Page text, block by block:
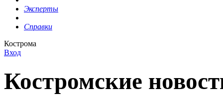
Эксперты
Справки
Кострома
Вход
Костромские